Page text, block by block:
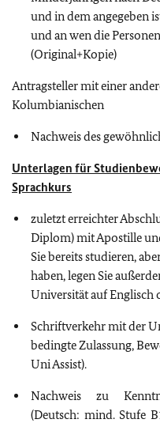
und in dem angegeben
und an wen die
(Original+Kopie)
Antragsteller mit einer
Kolumbianischen
Nachweis des
Unterlagen für
Sprachkurs
zuletzt erreichter
Diplom) mit Apostille
Sie bereits studieren,
haben, legen Sie
Universität auf Englisch
Schriftverkehr mit der
bedingte Zulassung,
Uni Assist).
Nachweis zu
(Deutsch: mind. Stufe